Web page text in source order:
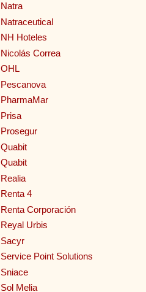
Natra
Natraceutical
NH Hoteles
Nicolás Correa
OHL
Pescanova
PharmaMar
Prisa
Prosegur
Quabit
Quabit
Realia
Renta 4
Renta Corporación
Reyal Urbis
Sacyr
Service Point Solutions
Sniace
Sol Melia